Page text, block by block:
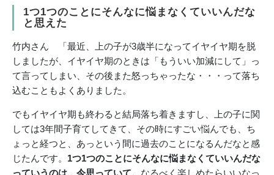
1つ1つのことにそんなに悩まなくていいんだな
と思えた
竹内さん 「最近、上の子が3歳半になってイヤイヤ期を脱
しましたが、イヤイヤ期のときは「もういい加減にして」っ
て言ってしまい、その後また怒っちゃったな・・・って落ち
込むこともよくありました。
でもイヤイヤ期も終わると結局落ち着きますし、上の子に関
しては3年間子育てしてきて、その時にすごい悩んでも、ち
ょっと経つと、あっという間に過去のことになるんだなと感
じたんです。 1つ1つのことにそんなに悩まなくていいんだな
っていうのは、今思っていて。なるべく楽しめたらいいなっ